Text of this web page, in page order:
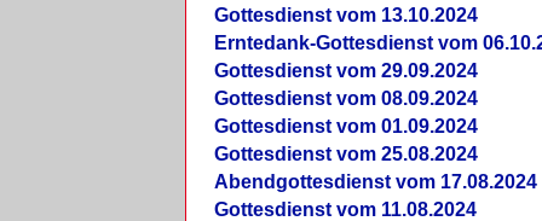
Gottesdienst vom 13.10.2024
Erntedank-Gottesdienst vom
Gottesdienst vom 29.09.2024
Gottesdienst vom 08.09.2024
Gottesdienst vom 01.09.2024
Gottesdienst vom 25.08.2024
Abendgottesdienst vom 17.08.2024
Gottesdienst vom 11.08.2024